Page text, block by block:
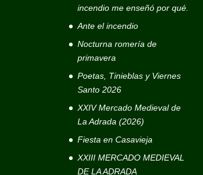
incendio me enseñó por qué.
Ante el incendio
Nocturna romería de
primavera
Poetas, Tinieblas y Viernes
Santo 2026
XXIV Mercado Medieval de
La Adrada (2026)
Fiesta en Casavieja
XXIII MERCADO MEDIEVAL
DE LA ADRADA